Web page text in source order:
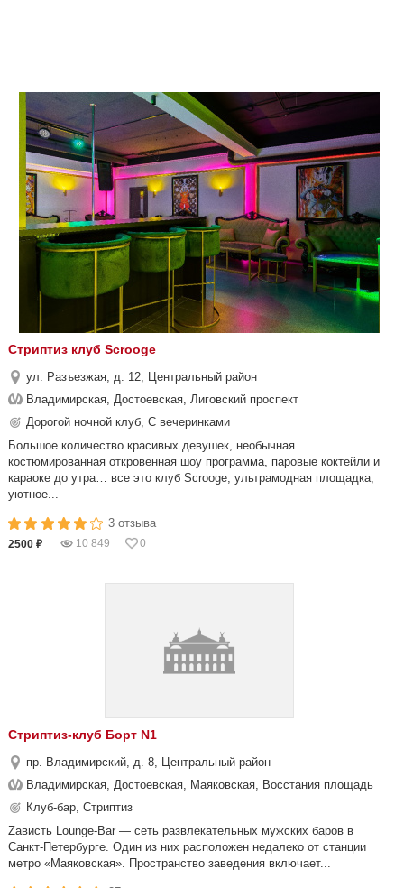
Стриптиз клуб Scrooge
ул. Разъезжая, д. 12, Центральный район
Владимирская, Достоевская, Лиговский проспект
Дорогой ночной клуб, С вечеринками
Большое количество красивых девушек, необычная
костюмированная откровенная шоу программа, паровые коктейли и
караоке до утра… все это клуб Scrooge, ультрамодная площадка,
уютное...
3 отзыва
2500 ₽ 10 849 0
Стриптиз-клуб Борт N1
пр. Владимирский, д. 8, Центральный район
Владимирская, Достоевская, Маяковская, Восстания площадь
Клуб-бар, Стриптиз
Zависть Lounge-Bar — сеть развлекательных мужских баров в
Санкт-Петербурге. Один из них расположен недалеко от станции
метро «Маяковская». Пространство заведения включает...